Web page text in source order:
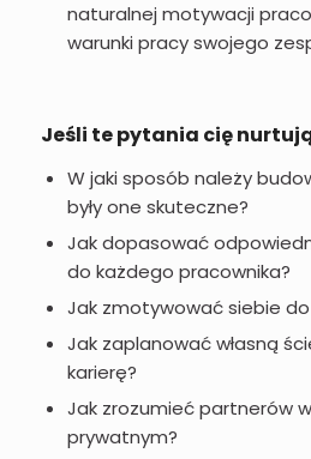
naturalnej motywacji
warunki pracy swojego
Jeśli te pytania cię
W jaki sposób należy
były one skuteczne?
Jak dopasować
do każdego pracownika?
Jak zmotywować siebie do
Jak zaplanować własną
karierę?
Jak zrozumieć partnerów
prywatnym?